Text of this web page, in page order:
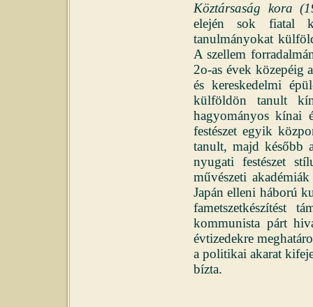
Köztársaság kora
elején sok fiatal
tanulmányokat
A szellem
2o-as évek
és kereskedelmi
külföldön tanult
hagyományos kínai
festészet egyik
tanult, majd később
nyugati festészet
művészeti
Japán elleni háború
fametszetkészítést
kommunista párt
évtizedekre
a politikai akarat
bízta.